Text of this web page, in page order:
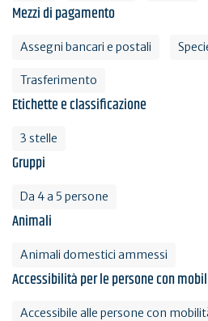
Mezzi di pagamento
Assegni bancari e postali
Trasferimento
Etichette e classificazione
3 stelle
Gruppi
Da 4 a 5 persone
Animali
Animali domestici ammessi
Accessibilità per le persone con
Accessibile alle persone con